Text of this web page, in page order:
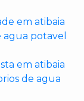
em atibaia
agua potavel
em atibaia
de agua